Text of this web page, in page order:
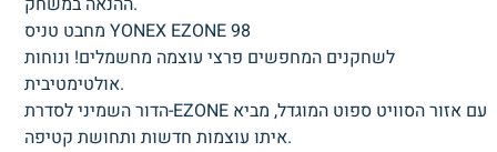
מחבט טניס YONEX EZONE 98
לשחקנים המחפשים פרצי עוצמה מחשמלים! ונוחות
אולטימטיבית.
הדור השמיני לסדרת-EZONE עם אזור הסוויט ספוט המוגדל, מביא
איתו עוצמות חדשות ותחושת קטיפה.